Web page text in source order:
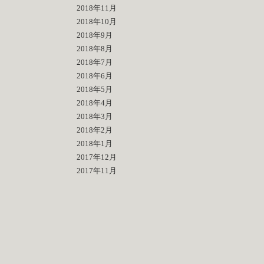
2018年11月
2018年10月
2018年9月
2018年8月
2018年7月
2018年6月
2018年5月
2018年4月
2018年3月
2018年2月
2018年1月
2017年12月
2017年11月